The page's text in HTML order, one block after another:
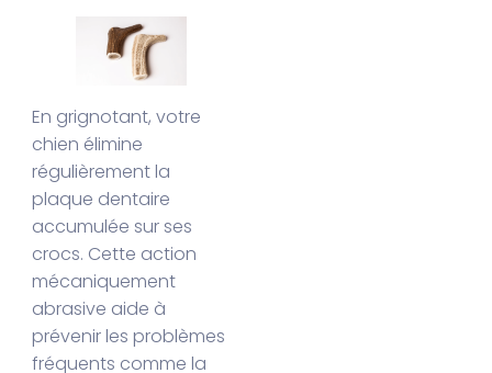
En grignotant, votre
chien élimine
régulièrement la
plaque dentaire
accumulée sur ses
crocs. Cette action
mécaniquement
abrasive aide à
prévenir les problèmes
fréquents comme la